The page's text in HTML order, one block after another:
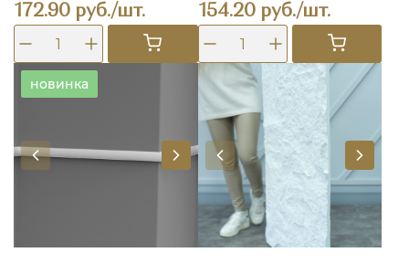
172.90 руб./шт. 154.20 руб./шт.
новинка